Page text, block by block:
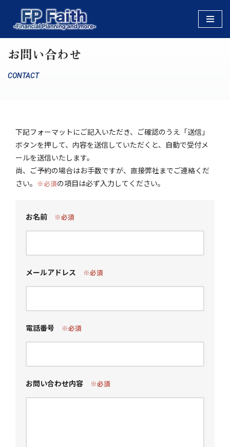
コ
ン
テ
ツ
お問い合わせ
CONTACT
下記フォーマットにご記入いただき、ご確認のうえ「送信」
ボタンを押して、内容を送信していただくと、自動で受付メ
ールを送信いたします。
尚、ご予約の場合はお手数ですが、直接弊社までご連絡くだ
さい。 ※必須の項目は必ず入力してください。
お名前 ※必須
メールアドレス ※必須
電話番号 ※必須
お問い合わせ内容 ※必須